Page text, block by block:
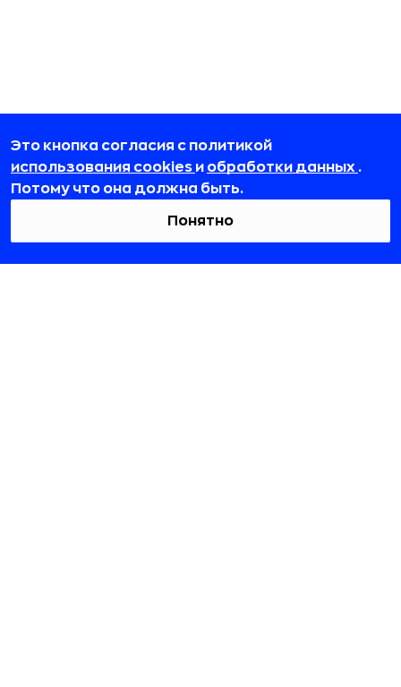
Это кнопка согласия с политикой
использования cookies и обработки данных .
Потому что она должна быть.
Понятно